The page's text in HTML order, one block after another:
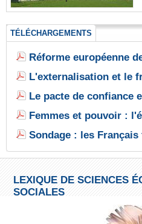
TÉLÉCHARGEMENTS
Réforme européenne
L'externalisation et le
Le pacte de confiance
Femmes et pouvoir :
Sondage : les
LEXIQUE DE SCIENCES
SOCIALES